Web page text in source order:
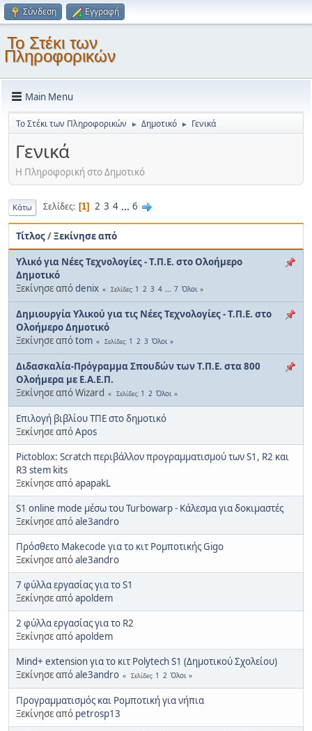
Σύνδεση Εγγραφή
Το Στέκι των
Πληροφορικών
Main Menu
Το Στέκι των Πληροφορικών ► Δημοτικό ► Γενικά
Γενικά
Η Πληροφορική στο Δημοτικό
Κάτω Σελίδες 1 2 3 4 ... 6
Τίτλος/Ξεκίνησε από
Υλικό για Νέες Τεχνολογίες - Τ.Π.Ε. στο Ολοήμερο
Δημοτικό
Ξεκίνησε απόdenix Σελίδες 1 2 3 4 ... 7 Όλοι
Δημιουργία Υλικού για τις Νέες Τεχνολογίες - Τ.Π.Ε. στο
Ολοήμερο Δημοτικό
Ξεκίνησε απόtom Σελίδες 1 2 3 Όλοι
Διδασκαλία-Πρόγραμμα Σπουδών των Τ.Π.Ε. στα 800
Ολοήμερα με Ε.Α.Ε.Π.
Ξεκίνησε από Wizard
Σελίδες 1 2 Όλοι
Επιλογή βιβλίου ΤΠΕ στο δημοτικό
Ξεκίνησε απόApos
Pictoblox: Scratch περιβάλλον προγραμματισμού των S1, R2 και
R3 stem kits
Ξεκίνησε απόapapakL
S1 online mode μέσω του Turbowarp - Κάλεσμα για δοκιμαστές
Ξεκίνησε απόale3andro
Πρόσθετο Makecode για το κιτ Ρομποτικής Gigo
Ξεκίνησε απόale3andro
7 φύλλα εργασίας για το S1
Ξεκίνησε απόapoldem
2 φύλλα εργασίας για το R2
Ξεκίνησε απόapoldem
Mind+ extension για το κιτ Polytech S1 (Δημοτικού Σχολείου)
Ξεκίνησε απόale3andro Σελίδες 1 2 Όλοι
Προγραμματισμός και Ρομποτική για νήπια
Ξεκίνησε από petrosp13